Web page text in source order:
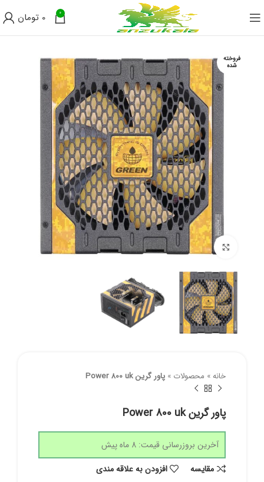
0
0 تومان
فروخته
شده
برای بزرگنمایی کلیک کنید
خانه» محصولات » پاور گرین Power 800 uk
پاور گرین Power 800 uk
آخرین بروزرسانی قیمت: 8 ماه پیش
مقايسه
افزودن به علاقه مندی